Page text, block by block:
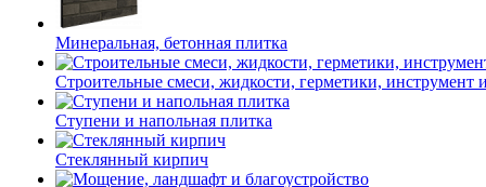
Минеральная, бетонная плитка
Строительные смеси, жидкости, герметики, инструмент
Ступени и напольная плитка
Cтеклянный кирпич